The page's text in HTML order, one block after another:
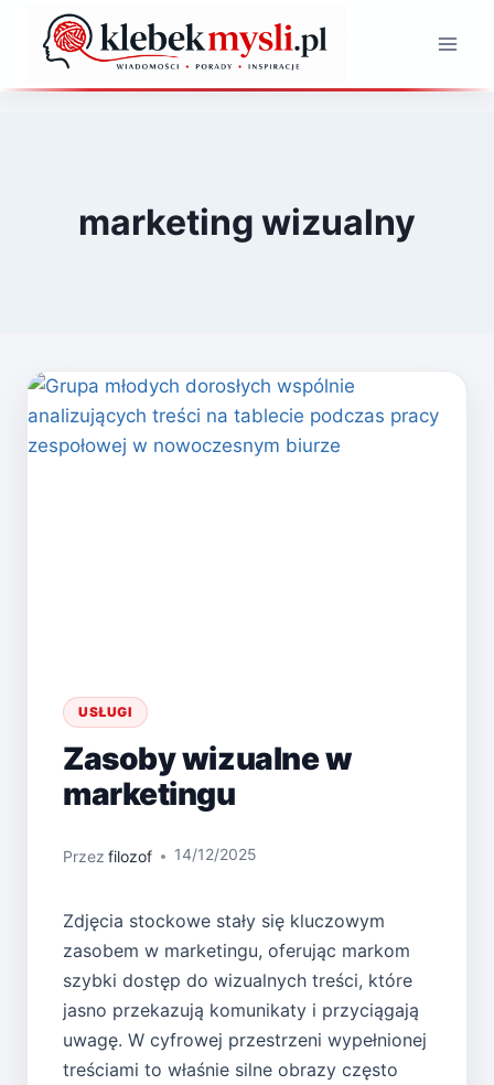
Przejdź
marketing wizualny
USŁUGI
Zasoby wizualne w
marketingu
Przez filozof 14/12/2025
Zdjęcia stockowe stały się kluczowym
zasobem w marketingu, oferując markom
szybki dostęp do wizualnych treści, które
jasno przekazują komunikaty i przyciągają
uwagę. W cyfrowej przestrzeni wypełnionej
treściami to właśnie silne obrazy często